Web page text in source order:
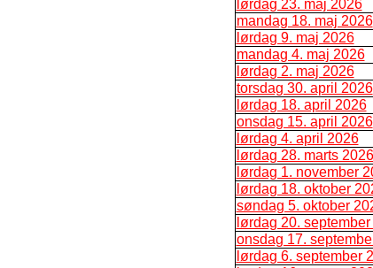
lørdag 23. maj 2026
mandag 18. maj 2026
lørdag 9. maj 2026
mandag 4. maj 2026
lørdag 2. maj 2026
torsdag 30. april 2026
lørdag 18. april 2026
onsdag 15. april 2026
lørdag 4. april 2026
lørdag 28. marts 2026
lørdag 1. november
lørdag 18. oktober
søndag 5. oktober
lørdag 20.
onsdag 17.
lørdag 6. september